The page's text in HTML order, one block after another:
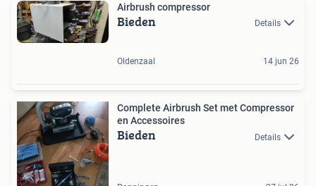
Airbrush compressor
Bieden Details
Oldenzaal 14 jun 26
Complete Airbrush Set met Compressor
en Accessoires
Bieden Details